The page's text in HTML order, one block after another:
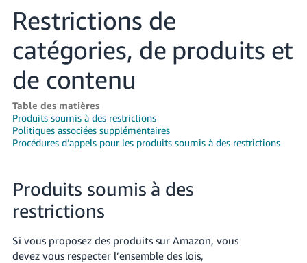
Français
English
- GB
Login
Restrictions de
catégories, de produits et
de contenu
Table des matières
Produits soumis à des restrictions
Politiques associées supplémentaires
Procédures d’appels pour les produits soumis à des restrictions
Produits soumis à des
restrictions
Si vous proposez des produits sur Amazon, vous
devez vous respecter l’ensemble des lois,